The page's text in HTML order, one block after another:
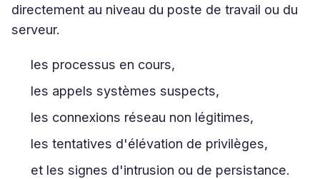
directement au niveau du poste de travail ou du
serveur.
les processus en cours,
les appels systèmes suspects,
les connexions réseau non légitimes,
les tentatives d'élévation de privilèges,
et les signes d'intrusion ou de persistance.